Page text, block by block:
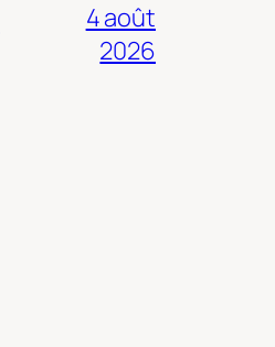
4 août
2026